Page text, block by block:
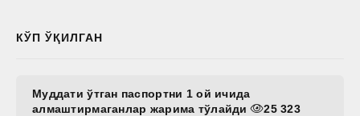
КЎП ЎҚИЛГАН
Муддати ўтган паспортни 1 ой ичида
алмаштирмаганлар жарима тўлайди
25 323